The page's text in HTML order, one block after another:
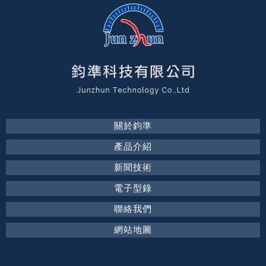
關於鈞準
產品介紹
新聞技術
電子型錄
聯絡我們
網站地圖